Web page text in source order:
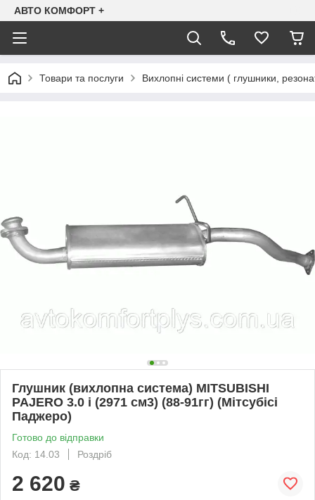
АВТО КОМФОРТ +
Товари та послуги Вихлопні системи ( глушники,
Глушник (вихлопна система) MITSUBISHI
PAJERO 3.0 i (2971 см3) (88-91гг) (Мітсубісі
Паджеро)
Готово до відправки
Код: 14.03
Роздріб
2 620 ₴